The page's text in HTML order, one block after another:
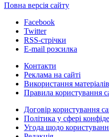
Повна версія сайту
Facebook
Twitter
RSS-стрічки
E-mail розсилка
Контакти
Реклама на сайті
Використання
Правила користування
Договір користування
Політика у сфері
Угода щодо